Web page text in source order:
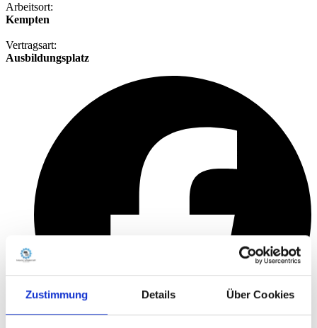
Zustimmung Details Über Cookies
Arbeitsort:
Kempten
Vertragsart:
Ausbildungsplatz